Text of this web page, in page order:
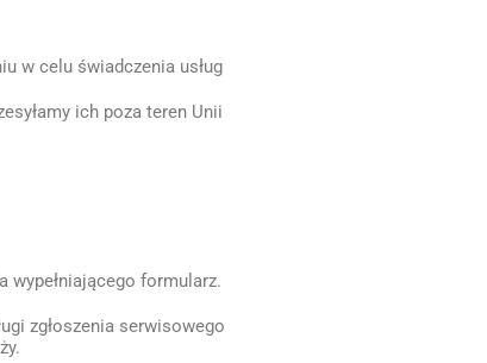
w celu świadczenia usług
ich poza teren Unii
wypełniającego formularz.
zgłoszenia serwisowego